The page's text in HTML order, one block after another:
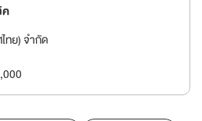
ค
ทย) จำกัด